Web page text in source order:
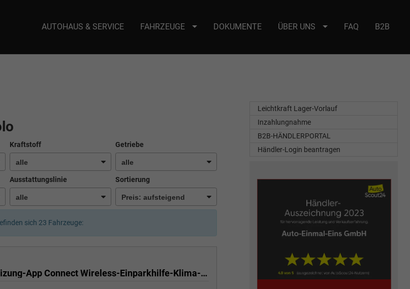
Host Name : selector2._domainkey Points to address or value: selector2-aee-
AUTOHAUS & SERVICE FAHRZEUGE DOKUMENTE ÜBER UNS FAQ B2B
Kraftstoff Getriebe
Ausstattungslinie Sortierung
sich 23 Fahrzeuge:
Yes 1.0 80 PS Sitzheizung-App Connect Wireless-Einparkhilfe-Klima-Sofort
Leichtkraft Lager-Vorlauf
Inzahlungnahme
B2B-HÄNDLERPORTAL
Händler-Login beantragen